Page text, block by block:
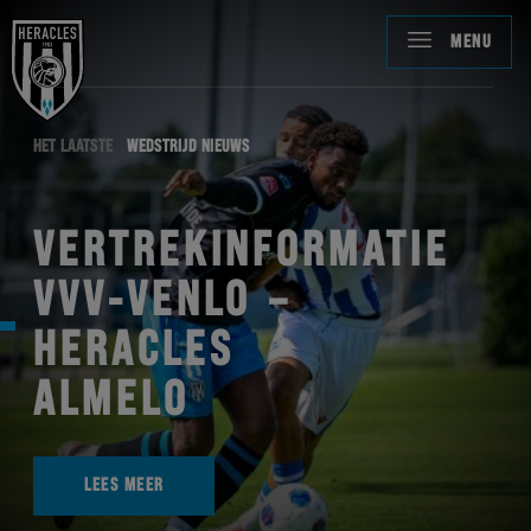
MENU
HET LAATSTE WEDSTRIJD NIEUWS
VERTREKINFORMATIE
VVV-VENLO –
HERACLES
ALMELO
LEES MEER